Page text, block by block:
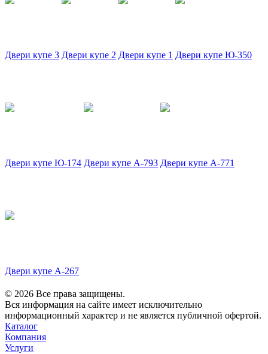
Двери купе 3 Двери купе 2 Двери купе 1 Двери купе Ю-350
Двери купе Ю-174 Двери купе А-793 Двери купе А-771
Двери купе А-267
© 2026 Все права защищены.
Вся информация на сайте имеет исключительно
информационный характер и не является публичной офертой.
Каталог
Компания
Услуги